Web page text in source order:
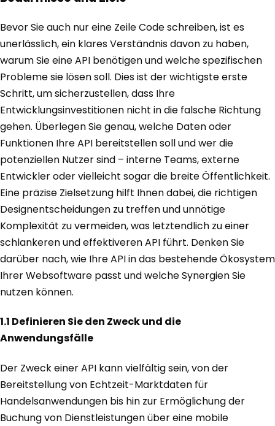
Bevor Sie auch nur eine Zeile Code schreiben, ist es
unerlässlich, ein klares Verständnis davon zu haben,
warum Sie eine API benötigen und welche spezifischen
Probleme sie lösen soll. Dies ist der wichtigste erste
Schritt, um sicherzustellen, dass Ihre
Entwicklungsinvestitionen nicht in die falsche Richtung
gehen. Überlegen Sie genau, welche Daten oder
Funktionen Ihre API bereitstellen soll und wer die
potenziellen Nutzer sind – interne Teams, externe
Entwickler oder vielleicht sogar die breite Öffentlichkeit.
Eine präzise Zielsetzung hilft Ihnen dabei, die richtigen
Designentscheidungen zu treffen und unnötige
Komplexität zu vermeiden, was letztendlich zu einer
schlankeren und effektiveren API führt. Denken Sie
darüber nach, wie Ihre API in das bestehende Ökosystem
Ihrer Websoftware passt und welche Synergien Sie
nutzen können.
1.1 Definieren Sie den Zweck und die
Anwendungsfälle
Der Zweck einer API kann vielfältig sein, von der
Bereitstellung von Echtzeit-Marktdaten für
Handelsanwendungen bis hin zur Ermöglichung der
Buchung von Dienstleistungen über eine mobile